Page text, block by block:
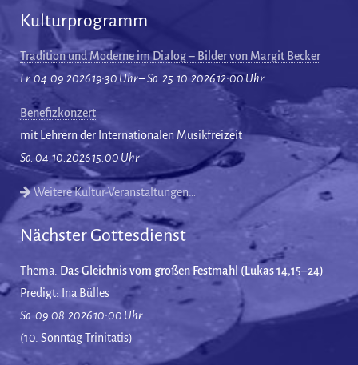
Kulturprogramm
Tradition und Moderne im Dialog – Bilder von Margit Becker
Fr. 04.09.2026 19:30 Uhr – So. 25.10.2026 12:00 Uhr
Benefizkonzert
mit Lehrern der Internationalen Musikfreizeit
So. 04.10.2026 15:00 Uhr
Weitere Kultur-Veranstaltungen…
Nächster Gottesdienst
Thema: Das Gleichnis vom großen Festmahl (Lukas 14,15–24)
Predigt: Ina Bülles
So. 09.08.2026 10:00 Uhr
(10. Sonntag Trinitatis)